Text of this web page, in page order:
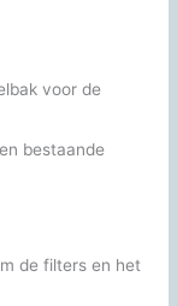
voor de
bestaande
de filters en het